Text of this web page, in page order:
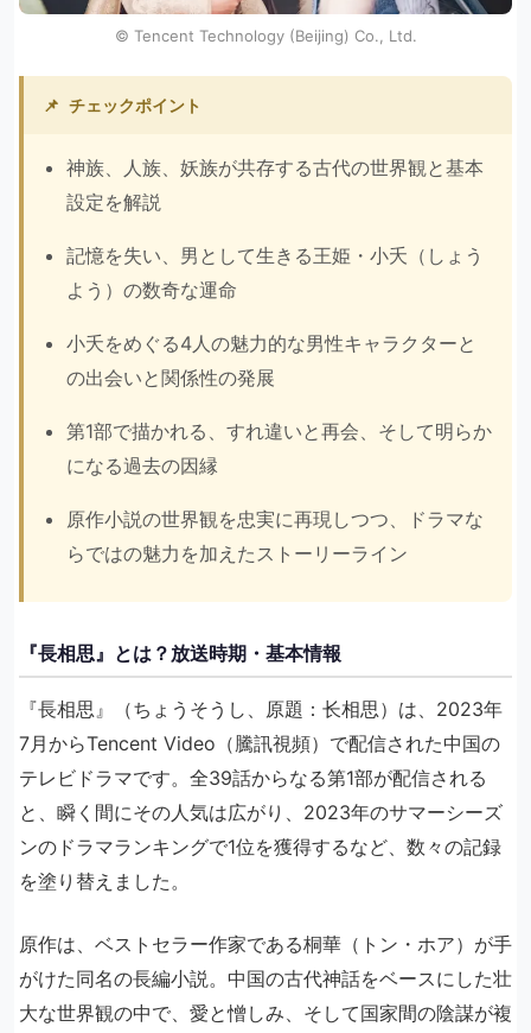
© Tencent Technology (Beijing) Co., Ltd.
📌 チェックポイント
神族、人族、妖族が共存する古代の世界観と基本
設定を解説
記憶を失い、男として生きる王姫・小夭（しょう
よう）の数奇な運命
小夭をめぐる4人の魅力的な男性キャラクターと
の出会いと関係性の発展
第1部で描かれる、すれ違いと再会、そして明らか
になる過去の因縁
原作小説の世界観を忠実に再現しつつ、ドラマな
らではの魅力を加えたストーリーライン
『長相思』とは？放送時期・基本情報
『長相思』（ちょうそうし、原題：长相思）は、2023年
7月からTencent Video（騰訊視頻）で配信された中国の
テレビドラマです。全39話からなる第1部が配信される
と、瞬く間にその人気は広がり、2023年のサマーシーズ
ンのドラマランキングで1位を獲得するなど、数々の記録
を塗り替えました。
原作は、ベストセラー作家である桐華（トン・ホア）が手
がけた同名の長編小説。中国の古代神話をベースにした壮
大な世界観の中で、愛と憎しみ、そして国家間の陰謀が複